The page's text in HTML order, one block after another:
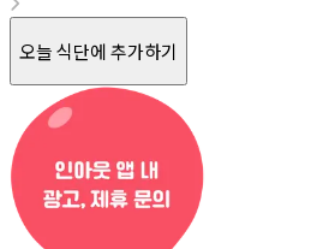
오늘 식단에 추가하기